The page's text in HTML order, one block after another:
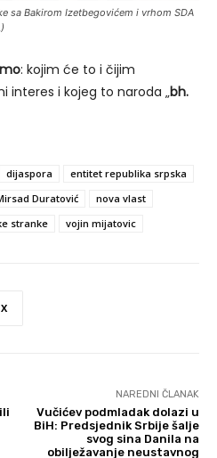
sa Bakirom Izetbegovićem i vrhom SDA
: kojim će to i čijim
interes i kojeg to naroda „bh.
dijaspora
entitet republika srpska
Duratović
nova vlast
stranke vojin mijatovic
X
NAREDNI ČLANAK
Vučićev podmladak dolazi u
BiH: Predsjednik Srbije šalje
svog sina Danila na
obilježavanje neustavnog